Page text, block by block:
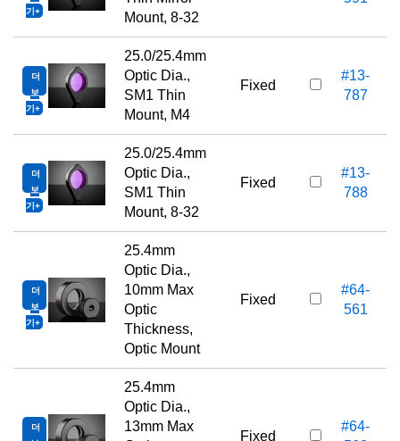
기
Mount, 8-32
더
보
기
25.0/25.4mm
Optic Dia.,
SM1 Thin
Mount, M4
Fixed
#13-
787
더
보
기
25.0/25.4mm
Optic Dia.,
SM1 Thin
Mount, 8-32
Fixed
#13-
788
더
보
기
25.4mm
Optic Dia.,
10mm Max
Optic
Thickness,
Optic Mount
Fixed
#64-
561
더
25.4mm
Optic Dia.,
13mm Max
Fixed
#64-